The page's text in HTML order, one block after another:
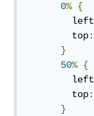
0% {
left
top:
}
50% {
left
top:
}